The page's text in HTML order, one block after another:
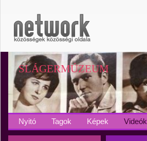
SLÁGERMÚZEUM
Nyitó Tagok Képek Videók